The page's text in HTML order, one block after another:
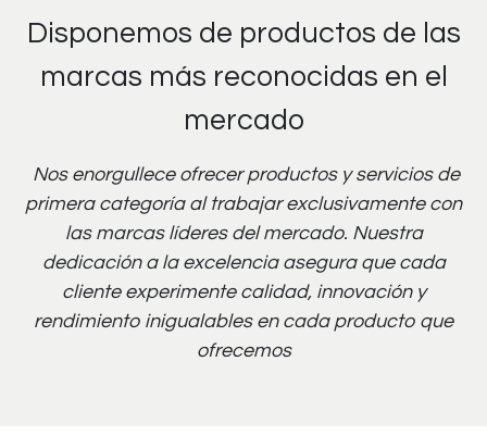
Disponemos de productos de las
marcas más reconocidas en el
mercado
Nos enorgullece ofrecer productos y servicios de
primera categoría al trabajar exclusivamente con
las marcas líderes del mercado. Nuestra
dedicación a la excelencia asegura que cada
cliente experimente calidad, innovación y
rendimiento inigualables en cada producto que
ofrecemos